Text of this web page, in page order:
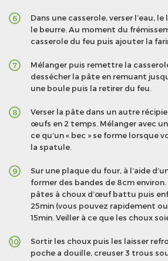
6
Dans une casserole, verser l’eau,
le beurre. Au moment du
casserole du feu puis ajouter la
7
Mélanger puis remettre la
dessécher la pâte en remuant
une boule puis la retirer du feu.
8
Verser la pâte dans un autre
œufs en 2 temps. Mélanger avec
ce qu’un « bec » se forme lorsque
la spatule.
9
Sur une plaque du four, à l’aide
former des bandes de 8cm
pâtes à choux d’œuf battu puis
25min (vous pouvez rapidement
15min. Veiller à ce que les choux
10
Sortir les choux puis les laisser
poche a douille, creuser 3 trous